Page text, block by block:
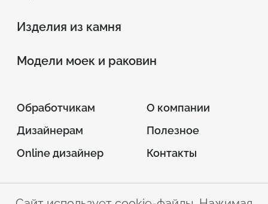
Изделия из камня
Модели моек и раковин
Обработчикам
Дизайнерам
Online дизайнер
О компании
Полезное
Контакты